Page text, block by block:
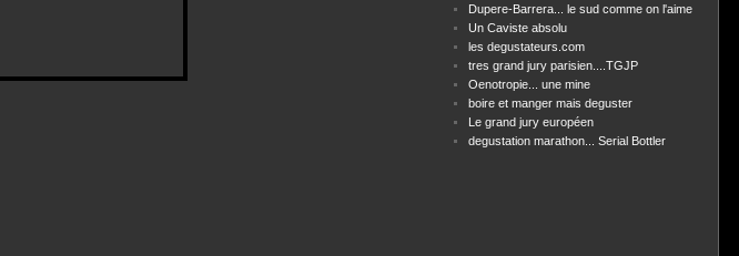
Dupere-Barrera... le sud comme on l'aime
Un Caviste absolu
les degustateurs.com
tres grand jury parisien....TGJP
Oenotropie... une mine
boire et manger mais deguster
Le grand jury européen
degustation marathon... Serial Bottler